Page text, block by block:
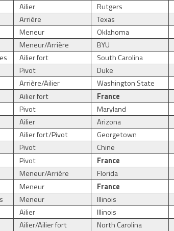
Ailier Rutgers
Arrière Texas
Meneur Oklahoma
Meneur/Arrière BYU
Ailier fort South Carolina
Pivot Duke
Arrière/Ailier Washington State
Ailier fort France
Pivot Maryland
Ailier Arizona
Ailier fort/Pivot Georgetown
Pivot Chine
Pivot France
Meneur/Arrière Florida
Meneur France
Meneur Illinois
Ailier Illinois
Ailier/Ailier fort North Carolina